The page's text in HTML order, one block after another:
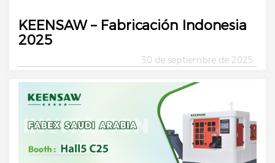
KEENSAW – Fabricación Indonesia
2025
30 de septiembre de 2025